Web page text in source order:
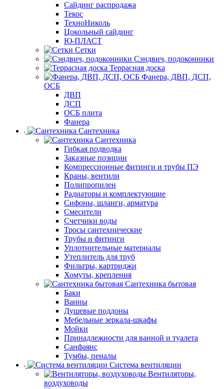
Сайдинг распродажа
Текос
ТехноНиколь
Цокольный сайдинг
Ю-ПЛАСТ
Сетки
Сэндвич, подоконники
Террасная доска
Фанера, ДВП, ДСП,
ОСБ
ДВП
ДСП
ОСБ плита
Фанера
Сантехника
Сантехника
Гибкая подводка
Заказные позиции
Компрессионные фитинги и трубы ПЭ
Краны, вентили
Полипропилен
Радиаторы и комплектующие
Сифоны, шланги, арматура
Смесители
Счетчики воды
Тросы сантехнические
Трубы и фитинги
Уплотнительные материалы
Утеплитель для труб
Фильтры, картриджи
Хомуты, крепления
Сантехника бытовая
Баки
Ванны
Душевые поддоны
Мебельные зеркала-шкафы
Мойки
Принадлежности для ванной и туалета
Санфаянс
Тумбы, пеналы
Система вентиляции
Вентиляторы,
воздуховоды